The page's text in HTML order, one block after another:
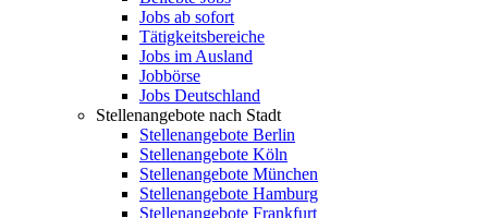
Jobs ab sofort
Tätigkeitsbereiche
Jobs im Ausland
Jobbörse
Jobs Deutschland
Stellenangebote nach Stadt
Stellenangebote Berlin
Stellenangebote Köln
Stellenangebote München
Stellenangebote Hamburg
Stellenangebote Frankfurt